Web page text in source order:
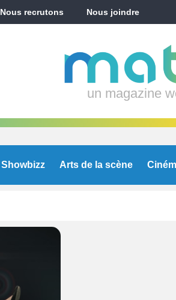
Nous recrutons Nous joindre
un magazine
Showbizz Arts de la scène